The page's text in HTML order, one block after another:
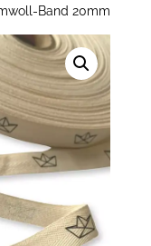
Band 20mm